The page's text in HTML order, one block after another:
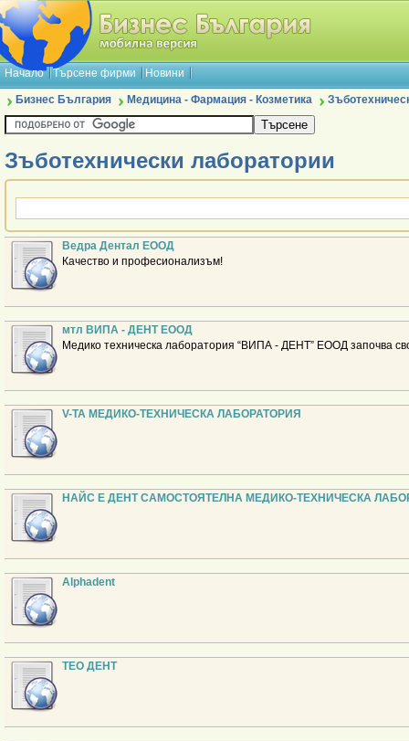
Начало Търсене фирми Новини
Бизнес България Медицина - Фармация - Козметика
Зъботехнически лаборатории
Ведра Дентал ЕООД
Качество и професионализъм!
мтл ВИПА - ДЕНТ ЕООД
Медико техническа лаборатория “ВИПА - ДЕНТ” ЕООД започва
V-ТА МЕДИКО-ТЕХНИЧЕСКА ЛАБОРАТОРИЯ
HAЙС Е ДЕНТ САМОСТОЯТЕЛНА МЕДИКО-ТЕХНИЧЕСКА
Alphadent
ТЕО ДЕНТ